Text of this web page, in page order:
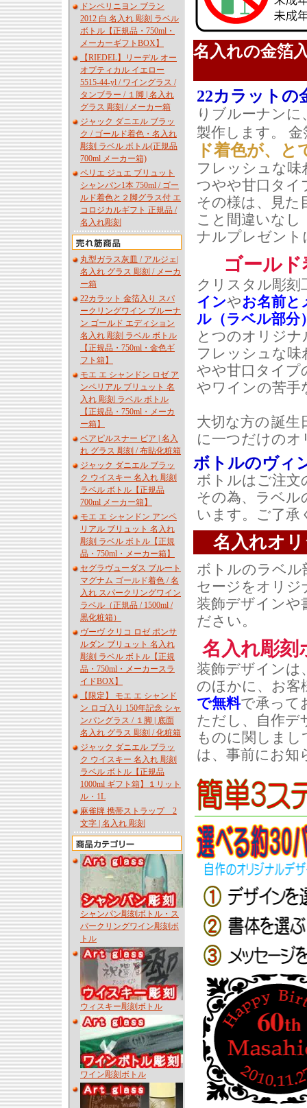
ドンペリニヨン ブラン
2012 白 名入れ 彫刻 ラベル
ボトル【正規品・750ml・
メーカーギフトBOX】
【RIEDEL】リーデル オー
オプティカル イエロー
5515-44-yl / ワイングラス /
タンブラー / １脚 | 名入れ
グラス 彫刻 / メーカー箱
ジャック ダニエル ブラッ
ク / ゴールド着色・名入れ
彫刻 ラベル ボトル(正規品
700ml メーカー箱)
ペリエ ジュエ ブリュット
シャンパン1本 750ml / ゴー
ルド着色と２脚グラス付 エ
コロジカルギフト 正規品 /
名入れ彫刻
丸型ガラス灰皿 / アルジェ|
名入れ グラス 彫刻 / メーカ
ー箱
22カラット 金箔入り スパ
ークリングワイン ブルーナ
ン ゴールド エディション
名入れ 彫刻 ラベル ボトル
【正規品・750ml・金色ギ
フト箱】
モエ エ シャンドン ロゼ ア
ンペリアル ブリュット 名
入れ 彫刻 ラベル ボトル
【正規品・750ml・メーカ
ー箱】
ペアピルスナー ビア | 名入
れ グラス 彫刻 / 布貼化粧箱
ジャック ダニエル ブラッ
ク ウイスキー 名入れ 彫刻
ラベル ボトル【正規品
700ml メーカー箱】
モエ エ シャンドン アンペ
リアル ブリュット 名入れ
彫刻 ラベル ボトル【正規
品・750ml・メーカー箱】
セグラヴューダス ブルート
マグナム ゴールド着色 / 名
入れ スパークリングワイン
ラベル（正規品 / 1500ml /
黒化粧箱）
ヴーヴ クリコ ロゼ ポンサ
ルダン ブリュット 名入れ
彫刻 ラベル ボトル【正規
品・750ml・メーカースラ
イドBOX】
【限定】 モエ エ シャンド
ン ロゴ入り 150年記念 シャ
ンパングラス / １脚 | 底面
名入れ グラス 彫刻 / 化粧箱
ジャック ダニエル ブラッ
ク ウイスキー 名入れ 彫刻
ラベル ボトル【正規品
1000ml ギフト箱】１リット
ル・1L
麻雀牌 携帯ストラップ 2
文字 | 名入れ 彫刻
シャンパン彫刻ボトル・ス
パークリングワイン彫刻ボ
トル
ウィスキー彫刻ボトル
ワイン彫刻ボトル
名入れの金箔
22カラットの
りブルーナンに
製作します。
ド着色が、と
フレッシュな味
つやや甘口タイ
その様は、見た
こと間違いなし
ナルプレゼント
ゴール
クリスタル彫刻
インやお名前と
ル（ラベル部分
とつのオリジ
フレッシュな味
やや甘口タイプ
やワインの苦手
大切な方の誕生
に一つだけのオ
ボトルのヴィ
ボトルはご注文
その為、ラベル
います。ご了承
名入れオ
ボトルのラベル
セージをオリジ
装飾デザインや
ださい。
名入れ彫刻
装飾デザインは
のほかに、お客
で無料で承って
ただし、自作デ
ものに関しま
は、事前にお知